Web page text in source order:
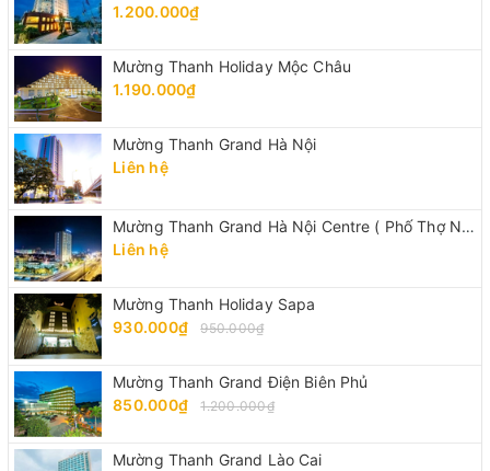
1.200.000₫
Mường Thanh Holiday Mộc Châu
1.190.000₫
Mường Thanh Grand Hà Nội
Liên hệ
Mường Thanh Grand Hà Nội Centre ( Phố Thợ Nhuộm)
Liên hệ
Mường Thanh Holiday Sapa
930.000₫
950.000₫
Mường Thanh Grand Điện Biên Phủ
850.000₫
1.200.000₫
Mường Thanh Grand Lào Cai